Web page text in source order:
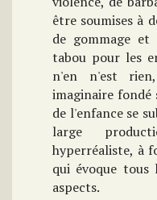
être soumises à
de gommage
tabou pour les
n'en n'est
imaginaire
de l'enfance se
large
hyperréaliste, à
qui évoque tous
aspects.